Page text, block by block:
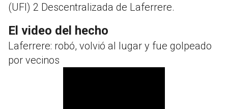
(UFI) 2 Descentralizada de Laferrere.
El video del hecho
Laferrere: robó, volvió al lugar y fue golpeado
por vecinos